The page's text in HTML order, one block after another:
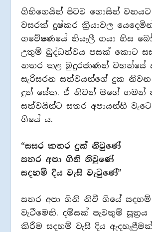
ගිහිගෙයින් පිටව ගොසින් වනයට
වසරක් දුෂ්කර ක්‍රියාවල
ගවේෂණයේ නියැලී ගයා හිස බෝ
උතුම් බුද්ධත්වය පසක් කොට
නතර කළ බුදුරජාණන් වහන්සේ
සැරිසරන සත්වයන්ගේ දුක
දුන් සේක. ඒ නිවන් මගේ ගමන්
සත්වයින්ට සතර අපායන්හි
ගියේ ය.
“සසර කතර දුක් නිවුණේ
සතර අපා ගිනි නිවුණේ
සදහම් දිය වැසි වැටුණේ”
සතර අපා ගිනි නිවී ගියේ සදහම්
වැටීමෙනි. දම්සක් පැවතුම් සූත්‍රය
කිරීම සදහම් වැසි දිය